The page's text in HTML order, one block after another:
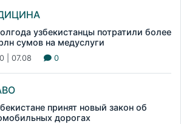
узбекистанцы потратили более
сумов на медуслуги
| 07.08 0
принят новый закон об
дорогах